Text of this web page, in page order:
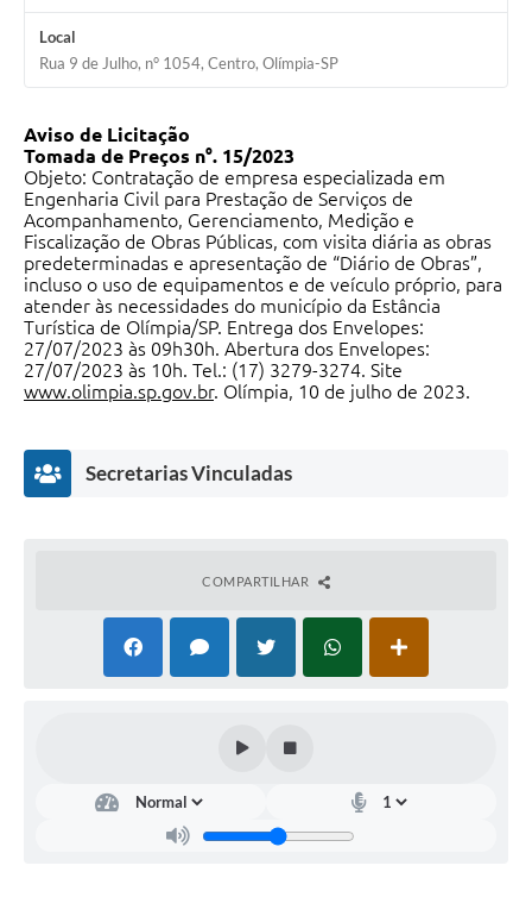
Local
Rua 9 de Julho, n° 1054, Centro, Olímpia-SP
Aviso de Licitação
Tomada de Preços n°. 15/2023
Objeto: Contratação de empresa especializada em
Engenharia Civil para Prestação de Serviços de
Acompanhamento, Gerenciamento, Medição e
Fiscalização de Obras Públicas, com visita diária as obras
predeterminadas e apresentação de “Diário de Obras”,
incluso o uso de equipamentos e de veículo próprio, para
atender às necessidades do município da Estância
Turística de Olímpia/SP. Entrega dos Envelopes:
27/07/2023 às 09h30h. Abertura dos Envelopes:
27/07/2023 às 10h. Tel.: (17) 3279-3274. Site
www.olimpia.sp.gov.br. Olímpia, 10 de julho de 2023.
Secretarias Vinculadas
Engenharia
Infraestrutura
COMPARTILHAR